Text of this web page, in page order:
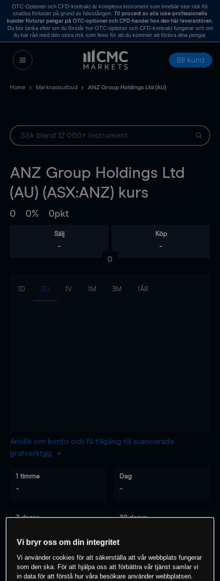
OTC-Optioner och CFD-kontrakt är komplexa instrument som innebär stor risk för
snabba förluster på grund av hävstången. 70 procent av alla icke-professionella
kunder förlorar pengar på OTC-optioner och CFD-handel hos den här leverantören.
Du bör tänka efter om du förstår hur OTC-optioner och CFD-kontrakt fungerar och om
du har råd med den stora risk som finns för att du kommer att förlora dina pengar.
Bli kund
Home Marknadsutbud ANZ Group Holdings Ltd (AU)
ANZ Group Holdings Ltd
(AU) (ASX:ANZ) kurs
0 0% 0pkt
Sälj
-
Köp
-
0
1D 3D 1V 1M 3M 1ÅR
Ansök om konto och få tillgång till avancerade
grafverktyg
1 timme
-
Dag
-
7 dagar 30 dagar
0% av kunderna har en position i detta
Vi bryr oss om din integritet
Vi använder cookies för att säkerställa att vår webbplats fungerar
som den ska. För att hjälpa oss att förbättra vår tjänst samlar vi
in data för att förstå hur våra besökare använder webbplatsen.